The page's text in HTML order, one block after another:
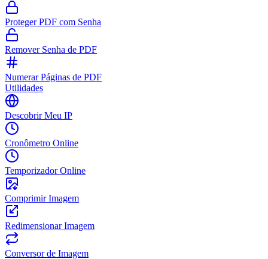
Proteger PDF com Senha
Remover Senha de PDF
Numerar Páginas de PDF
Utilidades
Descobrir Meu IP
Cronômetro Online
Temporizador Online
Comprimir Imagem
Redimensionar Imagem
Conversor de Imagem